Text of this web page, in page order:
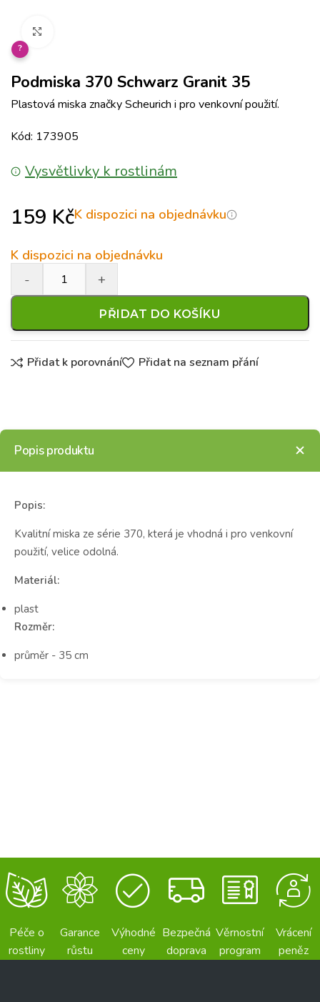
?
Podmiska 370 Schwarz Granit 35
Plastová miska značky Scheurich i pro venkovní použití.
Kód: 173905
Vysvětlivky k rostlinám
159 KčK dispozici na objednávku
K dispozici na objednávku
PŘIDAT DO KOŠÍKU
Přidat k porovnání Přidat na seznam přání
Popis produktu
Popis:
Kvalitní miska ze série 370, která je vhodná i pro venkovní
použití, velice odolná.
Materiál:
plast
Rozměr:
průměr - 35 cm
Péče o
rostliny
Garance
růstu
Výhodné
ceny
Bezpečná
doprava
Věrnostní
program
Vrácení
peněz